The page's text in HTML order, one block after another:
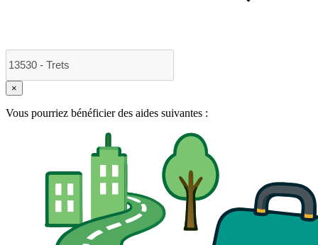
×
Vous pourriez bénéficier des aides suivantes :